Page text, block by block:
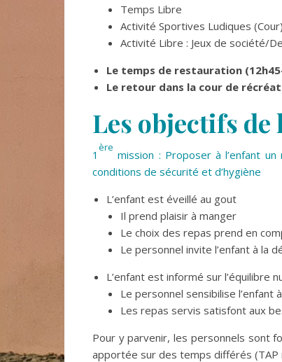
Temps Libre
Activité Sportives Ludiques (Cour)
Activité Libre : Jeux de société/
Le temps de restauration
Le retour dans la cour de
Les objectifs
1
ère
mission : Proposer à l’enfant
conditions de sécurité et d’hygiène
L’enfant est éveillé au gout
Il prend plaisir à manger
Le choix des repas prend en
Le personnel invite l’enfant à la
L’enfant est informé sur l’équilibre
Le personnel sensibilise l’enfant
Les repas servis satisfont aux
Pour y parvenir, les personnels sont
apportée sur des temps différés (TAP